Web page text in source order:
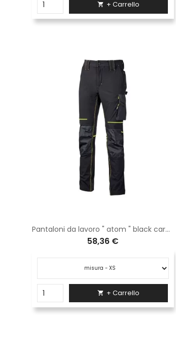
 + Carrello
Pantaloni da lavoro " atom " black carbon
58,36 €
 + Carrello